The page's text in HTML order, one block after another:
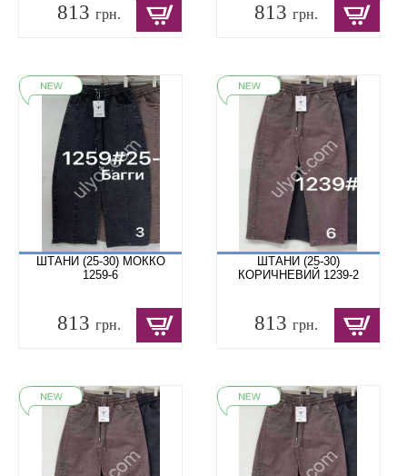
813 грн. 813грн.
ШТАНИ (25-30) МОККО
1259-6
813 грн.
ШТАНИ (25-30)
КОРИЧНЕВИЙ 1239-2
813грн.